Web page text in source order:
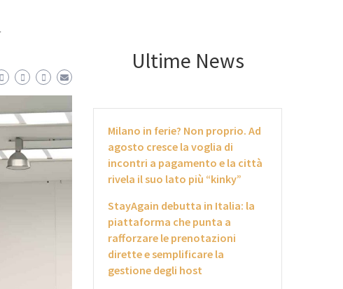
Ultime News
Milano in ferie? Non proprio. Ad
agosto cresce la voglia di
incontri a pagamento e la città
rivela il suo lato più “kinky”
StayAgain debutta in Italia: la
piattaforma che punta a
rafforzare le prenotazioni
dirette e semplificare la
gestione degli host